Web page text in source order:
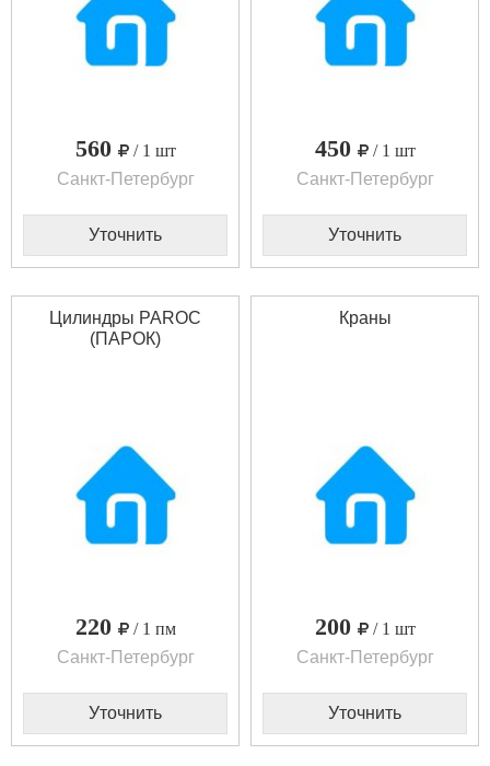
560
/ 1 шт
Санкт-Петербург
Уточнить
450
/ 1 шт
Санкт-Петербург
Уточнить
Цилиндры PAROC
(ПАРОК)
220
/ 1 пм
Санкт-Петербург
Уточнить
Краны
200
/ 1 шт
Санкт-Петербург
Уточнить